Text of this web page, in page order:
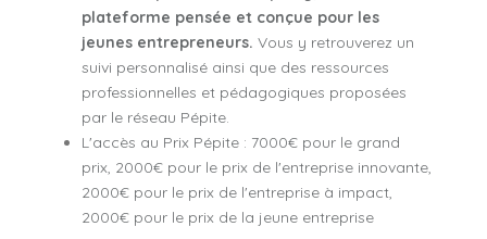
plateforme pensée et conçue pour les
jeunes entrepreneurs. Vous y retrouverez un
suivi personnalisé ainsi que des ressources
professionnelles et pédagogiques proposées
par le réseau Pépite.
L'accès au Prix Pépite : 7000€ pour le grand
prix, 2000€ pour le prix de l'entreprise innovante,
2000€ pour le prix de l'entreprise à impact,
2000€ pour le prix de la jeune entreprise